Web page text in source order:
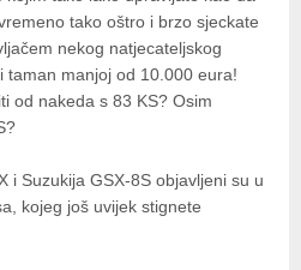
tako oštro i brzo sjeckate
nekog natjecateljskog
taman manjoj od 10.000 eura!
od nakeda s 83 KS? Osim
i Suzukija GSX-8S objavljeni su u
kojeg još uvijek stignete